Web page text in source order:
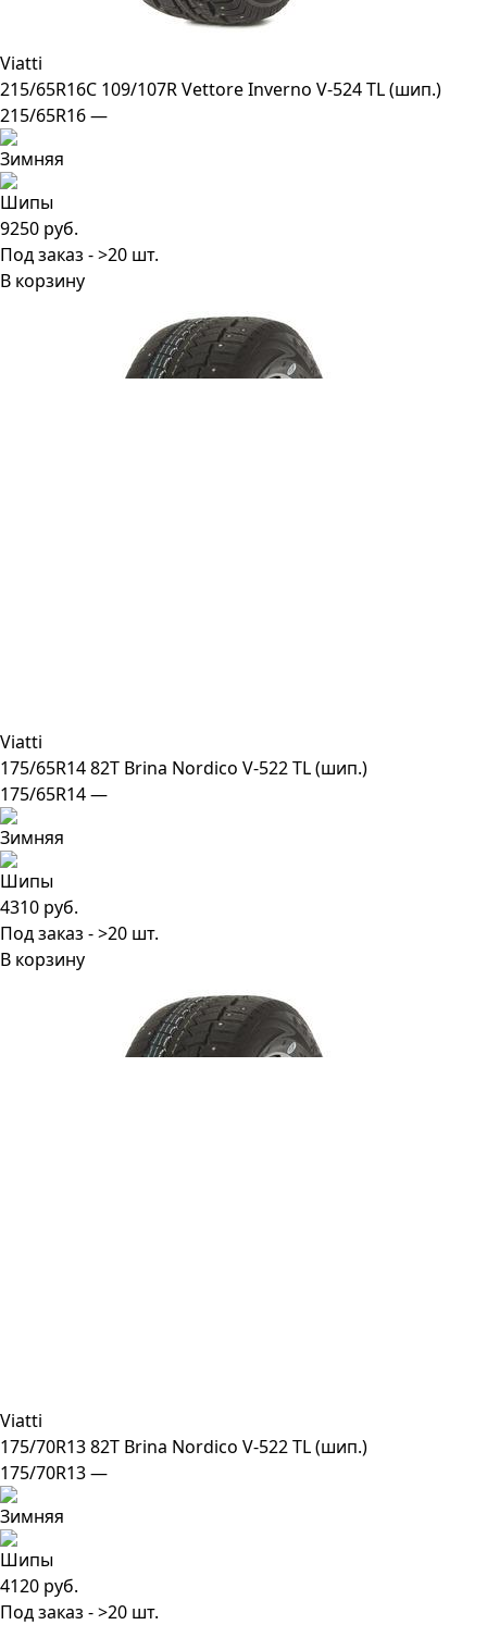
Viatti
215/65R16C 109/107R Vettore Inverno V-524 TL (шип.)
215/65R16 —
9250 руб.
Под заказ - >20 шт.
В корзину
Viatti
175/65R14 82T Brina Nordico V-522 TL (шип.)
175/65R14 —
4310 руб.
Под заказ - >20 шт.
В корзину
Viatti
175/70R13 82T Brina Nordico V-522 TL (шип.)
175/70R13 —
4120 руб.
Под заказ - >20 шт.